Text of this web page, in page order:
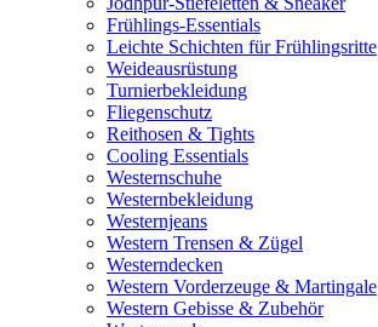
Frühlings-Essentials
Leichte Schichten für Frühlingsritte
Weideausrüstung
Turnierbekleidung
Fliegenschutz
Reithosen & Tights
Cooling Essentials
Westernschuhe
Westernbekleidung
Westernjeans
Western Trensen & Zügel
Westerndecken
Western Vorderzeuge & Martingale
Western Gebisse & Zubehör